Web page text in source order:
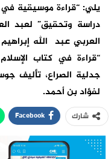
يلي: “قراءة موسيقية
دراسة وتحقيق” لعبد
العربي عبد الله
“قراءة في كتاب
جدلية الصراع، تأليف
لفؤاد بن أحمد.
شارك Facebook